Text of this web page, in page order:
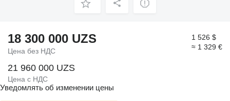
18 300 000 UZS
Цена без НДС
1 526 $
≈ 1 329 €
21 960 000 UZS
Цена с НДС
Уведомлять об изменении цены